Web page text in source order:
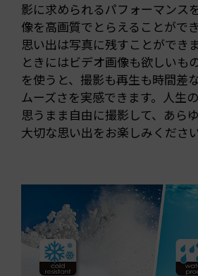
影に求められるパフォーマンス
像を高画質でとらえることがで
思い出は写真に残すことができ
ときにはビデオ画像も欲しいも
を使うと、撮影も再生も時間差
ムーズさを実感できます。人生
思うまま自由に撮影して、あら
大切な思い出をお楽しみください